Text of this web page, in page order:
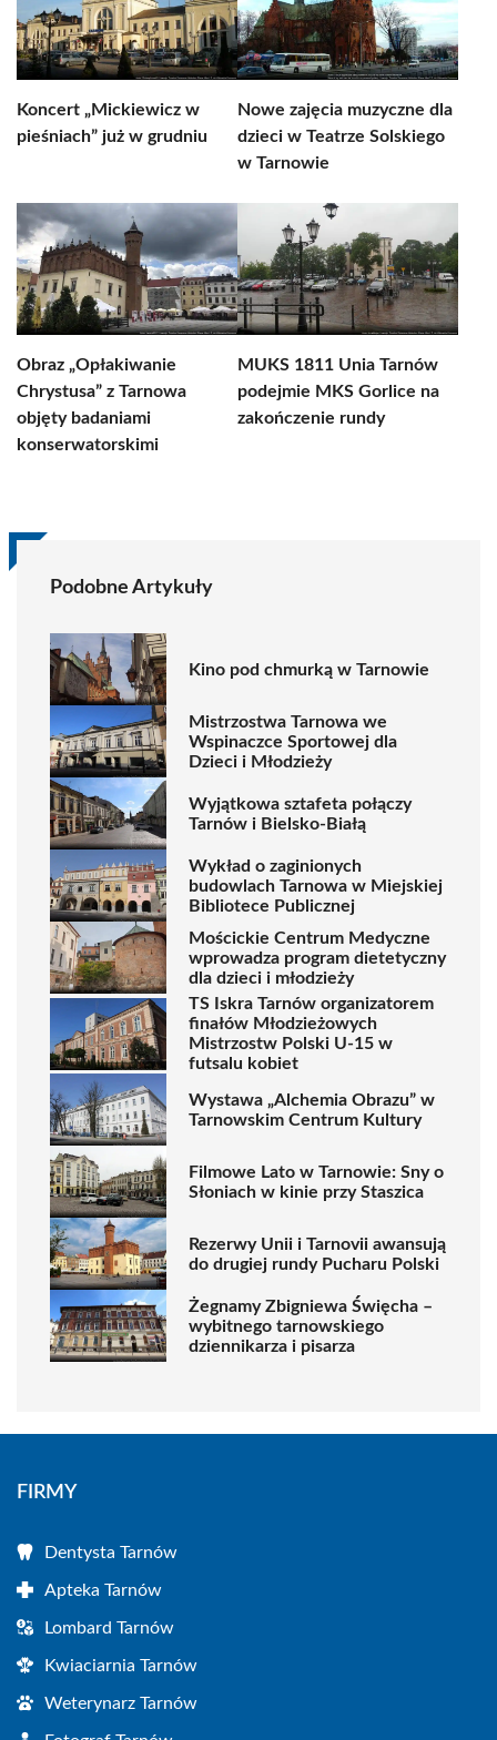
Koncert „Mickiewicz w
pieśniach” już w grudniu
Nowe zajęcia muzyczne dla
dzieci w Teatrze Solskiego
w Tarnowie
Obraz „Opłakiwanie
Chrystusa” z Tarnowa
objęty badaniami
konserwatorskimi
MUKS 1811 Unia Tarnów
podejmie MKS Gorlice na
zakończenie rundy
Podobne Artykuły
Kino pod chmurką w Tarnowie
Mistrzostwa Tarnowa we
Wspinaczce Sportowej dla
Dzieci i Młodzieży
Wyjątkowa sztafeta połączy
Tarnów i Bielsko-Białą
Wykład o zaginionych
budowlach Tarnowa w Miejskiej
Bibliotece Publicznej
Mościckie Centrum Medyczne
wprowadza program dietetyczny
dla dzieci i młodzieży
TS Iskra Tarnów organizatorem
finałów Młodzieżowych
Mistrzostw Polski U-15 w
futsalu kobiet
Wystawa „Alchemia Obrazu” w
Tarnowskim Centrum Kultury
Filmowe Lato w Tarnowie: Sny o
Słoniach w kinie przy Staszica
Rezerwy Unii i Tarnovii awansują
do drugiej rundy Pucharu Polski
Żegnamy Zbigniewa Święcha –
wybitnego tarnowskiego
dziennikarza i pisarza
FIRMY
Dentysta Tarnów
Apteka Tarnów
Lombard Tarnów
Kwiaciarnia Tarnów
Weterynarz Tarnów